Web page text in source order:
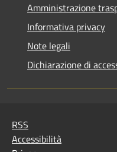
Amministrazione
Informativa privacy
Note legali
Dichiarazione di
RSS
Accessibilità